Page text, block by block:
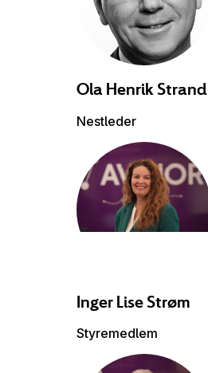
Ola Henrik Strand
Nestleder
Inger LiseStrøm
Styremedlem